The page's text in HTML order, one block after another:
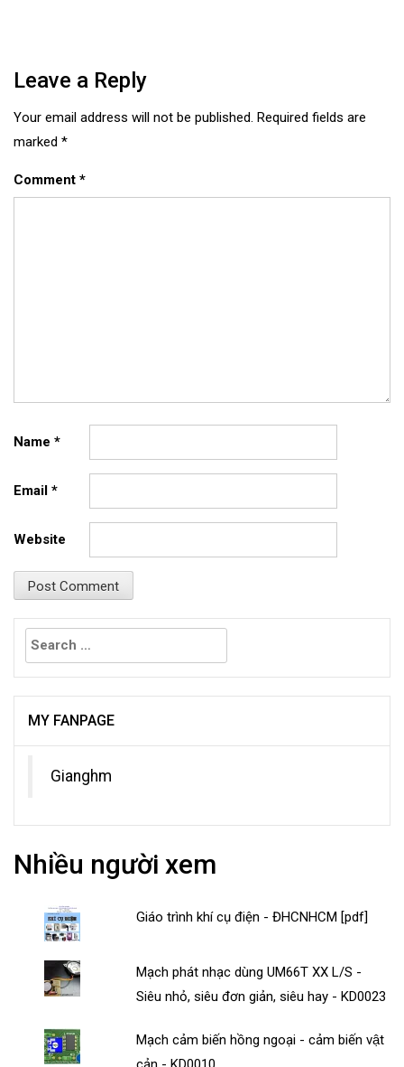
Leave a Reply
Your email address will not be published. Required fields are
marked *
Comment *
Name *
Email *
Website
Search
for:
MY FANPAGE
Gianghm
Nhiều người xem
Giáo trình khí cụ điện - ĐHCNHCM [pdf]
Mạch phát nhạc dùng UM66T XX L/S -
Siêu nhỏ, siêu đơn giản, siêu hay - KD0023
Mạch cảm biến hồng ngoại - cảm biến vật